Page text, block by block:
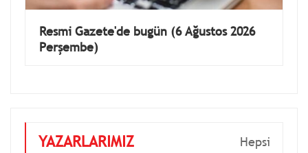
Resmi Gazete'de bugün (6 Ağustos 2026
Perşembe)
YAZARLARIMIZ Hepsi